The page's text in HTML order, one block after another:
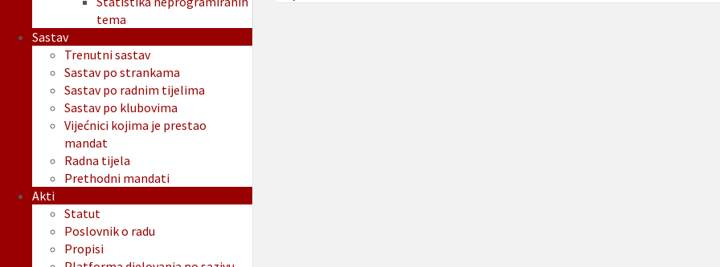
tema
Sastav
Trenutni sastav
Sastav po strankama
Sastav po radnim tijelima
Sastav po klubovima
Vijećnici kojima je prestao
mandat
Radna tijela
Prethodni mandati
Akti
Statut
Poslovnik o radu
Propisi